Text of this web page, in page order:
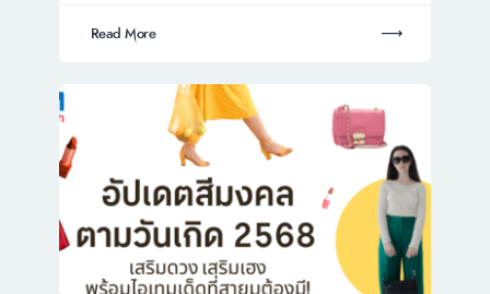
Read More